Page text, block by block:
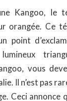
Kangoo, le
orangée. Ce
point
vous
Il n’est pas
Ceci annonce